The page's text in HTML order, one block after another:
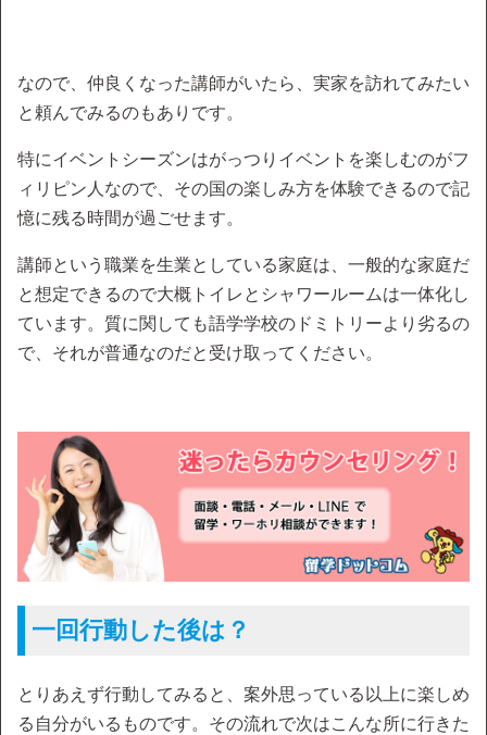
なので、仲良くなった講師がいたら、実家を訪れてみたい
と頼んでみるのもありです。
特にイベントシーズンはがっつりイベントを楽しむのがフ
ィリピン人なので、その国の楽しみ方を体験できるので記
憶に残る時間が過ごせます。
講師という職業を生業としている家庭は、一般的な家庭だ
と想定できるので大概トイレとシャワールームは一体化し
ています。質に関しても語学学校のドミトリーより劣るの
で、それが普通なのだと受け取ってください。
一回行動した後は？
とりあえず行動してみると、案外思っている以上に楽しめ
る自分がいるものです。その流れで次はこんな所に行きた